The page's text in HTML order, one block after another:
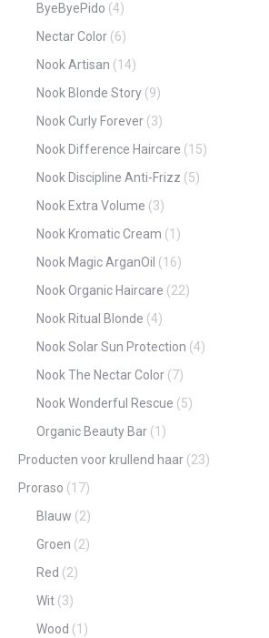
ByeByePido (4)
Nectar Color (6)
Nook Artisan (14)
Nook Blonde Story (9)
Nook Curly Forever (3)
Nook Difference Haircare (15)
Nook Discipline Anti-Frizz (5)
Nook Extra Volume (3)
Nook Kromatic Cream (1)
Nook Magic ArganOil (16)
Nook Organic Haircare (22)
Nook Ritual Blonde (4)
Nook Solar Sun Protection (4)
Nook The Nectar Color (7)
Nook Wonderful Rescue (5)
Organic Beauty Bar (1)
Producten voor krullend haar (23)
Proraso (17)
Blauw (2)
Groen (2)
Red (2)
Wit (3)
Wood (1)